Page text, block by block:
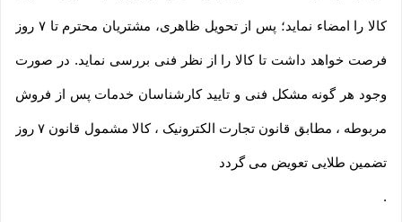
کالا را امضاء نماید؛ پس از تحویل ظاهری، مشتریان محترم تا ۷ روز
فرصت خواهد داشت تا کالا را از نظر فنی بررسی نماید. در صورت
وجود هر گونه مشکل فنی و تایید کارشناسان خدمات پس از فروش
مربوطه ، مطابق قانون تجارت الکترونیک ، کالا مشمول قانون ۷ روز
تضمین طلایی تعویض می گردد
.